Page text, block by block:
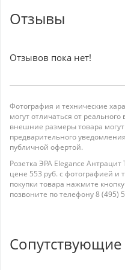
Отзывы
Отзывов пока нет!
Фотография и технические
могут отличаться от
внешние размеры товара
предварительного
публичной офертой.
Розетка ЭРА Elegance
цене 553 руб. с фотографией и
покупки товара нажмите
позвоните по телефону 8 (495)